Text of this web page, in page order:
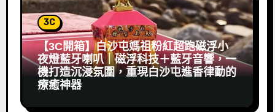
3C
【3C開箱】白沙屯媽祖粉紅超跑磁浮小
夜燈藍牙喇叭｜磁浮科技＋藍牙音響，一
機打造沉浸氛圍，重現白沙屯進香律動的
療癒神器